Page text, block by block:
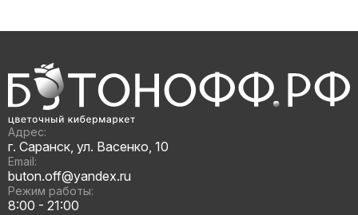
Адрес:
г. Саранск, ул. Васенко, 10
Email:
buton.off@yandex.ru
Режим работы:
8:00 - 21:00